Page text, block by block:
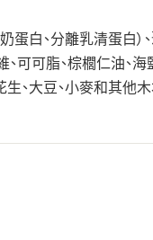
蛋白、分離乳清蛋白）
可可脂、棕櫚仁油、海
、大豆、小麥和其他木